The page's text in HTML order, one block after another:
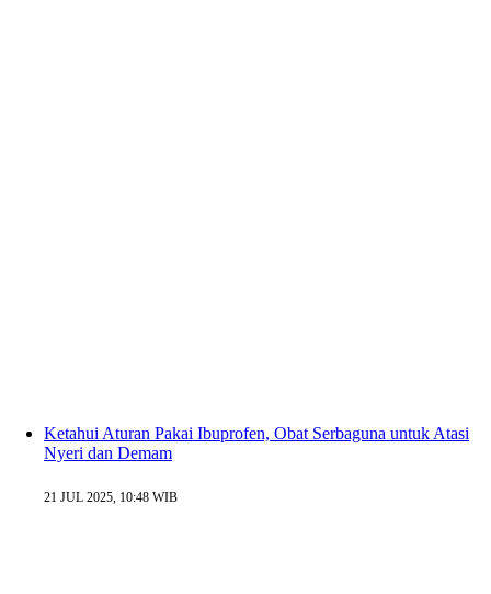
Ketahui Aturan Pakai Ibuprofen, Obat Serbaguna untuk Atasi
Nyeri dan Demam
21 JUL 2025, 10:48 WIB